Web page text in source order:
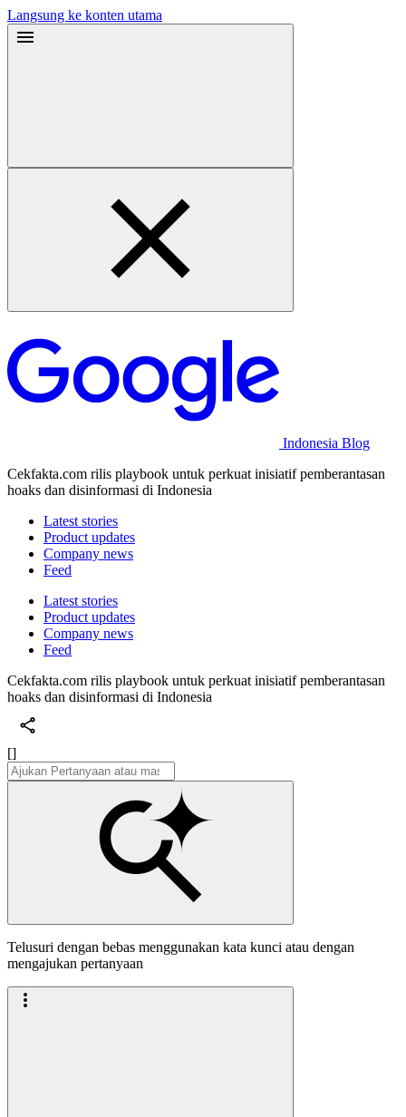
Langsung ke konten utama
Indonesia Blog
Cekfakta.com rilis playbook untuk perkuat inisiatif pemberantasan
hoaks dan disinformasi di Indonesia
Latest stories
Product updates
Company news
Feed
Latest stories
Product updates
Company news
Feed
Cekfakta.com rilis playbook untuk perkuat inisiatif pemberantasan
hoaks dan disinformasi di Indonesia
[]
Telusuri dengan bebas menggunakan kata kunci atau dengan
mengajukan pertanyaan